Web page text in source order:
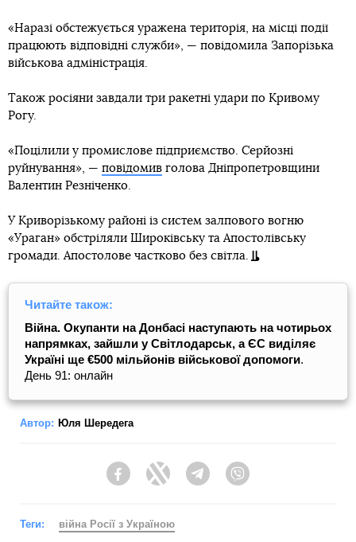
«Наразі обстежується уражена територія, на місці події
працюють відповідні служби», — повідомила Запорізька
військова адміністрація.
Також росіяни завдали три ракетні удари по Кривому
Рогу.
«Поцілили у промислове підприємство. Серйозні
руйнування», — повідомив голова Дніпропетровщини
Валентин Резніченко.
У Криворізькому районі із систем залпового вогню
«Ураган» обстріляли Широківську та Апостолівську
громади. Апостолове частково без світла.
Читайте також:
Війна. Окупанти на Донбасі наступають на чотирьох
напрямках, зайшли у Світлодарськ, а ЄС виділяє
Україні ще €500 мільйонів військової допомоги.
День 91: онлайн
Автор: Юля Шередега
FacebookTwitter Telegram
Теги: війна Росії з Україною